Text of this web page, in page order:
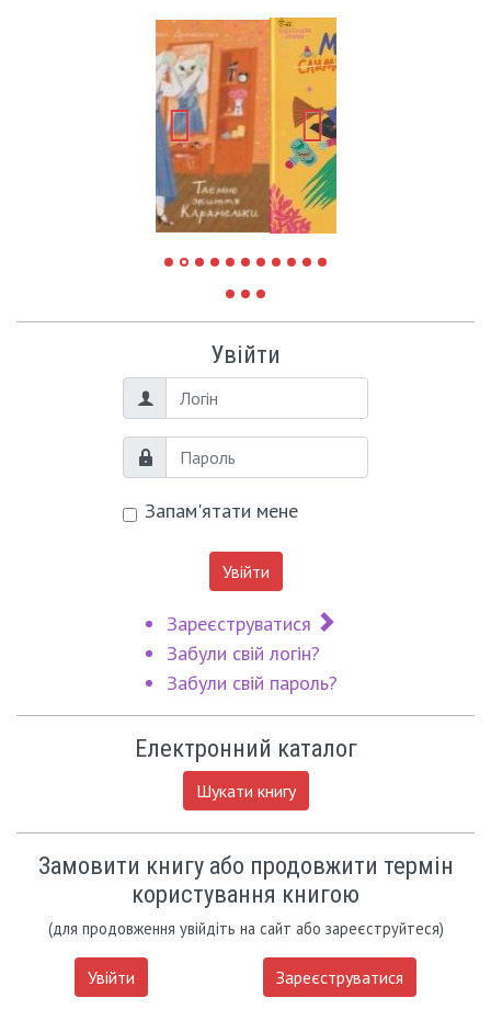
Увійти
Логін
Пароль
Запам'ятати мене
Увійти
Зареєструватися
Забули свій логін?
Забули свій пароль?
Електронний каталог
Шукати книгу
Замовити книгу або продовжити термін
користування книгою
(для продовження увійдіть на сайт або зареєструйтеся)
Увійти Зареєструватися